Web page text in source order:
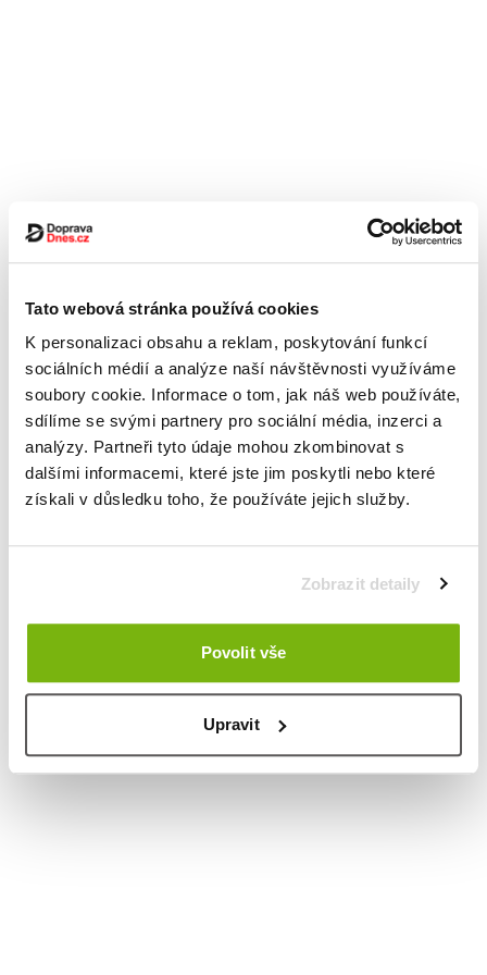
Tato webová stránka používá cookies
K personalizaci obsahu a reklam, poskytování funkcí
sociálních médií a analýze naší návštěvnosti využíváme
soubory cookie. Informace o tom, jak náš web používáte,
sdílíme se svými partnery pro sociální média, inzerci a
analýzy. Partneři tyto údaje mohou zkombinovat s
dalšími informacemi, které jste jim poskytli nebo které
získali v důsledku toho, že používáte jejich služby.
Zobrazit detaily
Povolit vše
Upravit